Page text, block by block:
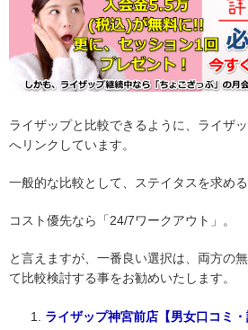
ライザップと比較できるように、ライザ
へリンクしています。
一般的な比較として、ステイタスを求め
コスト優先なら「24/7ワークアウト」。
と言えますが、一番良い選択は、両方の
て比較検討する事をお勧めいたします。
ライザップ神宮前店【男女口コミ